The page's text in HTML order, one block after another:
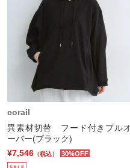
corail
異素材切替 フード付きプル
ーバー(ブラック)
¥7,546 （税込） 30%OFF